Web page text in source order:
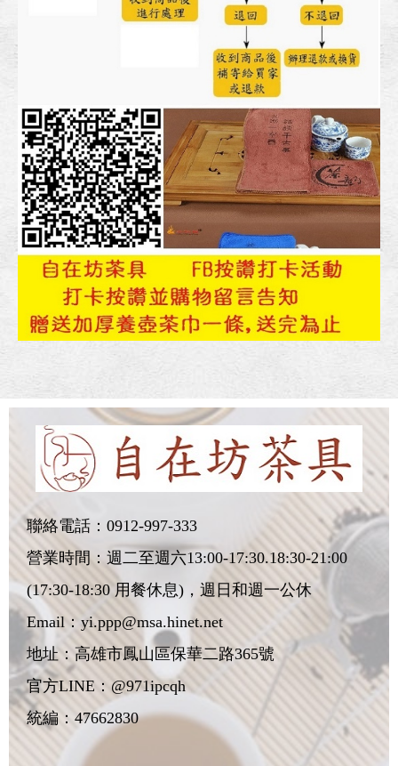
聯絡電話： 0912-997-333
營業時間：週二至週六13:00-17:30.18:30-21:00
(17:30-18:30 用餐休息)，週日和週一公休
Email： yi.ppp@msa.hinet.net
地址： 高雄市鳳山區保華二路365號
官方LINE：@971ipcqh
統編：47662830